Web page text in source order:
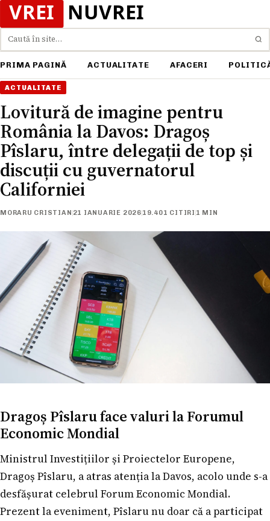
Caută
PRIMA PAGINĂ ACTUALITATE AFACERI
ACTUALITATE
Lovitură de imagine pentru
România la Davos: Dragoș
Pîslaru, între delegații de top și
discuții cu guvernatorul
Californiei
MORARU CRISTIAN 21 IANUARIE 2026 19.401 CITIRI 1 MIN
Dragoș Pîslaru face valuri la Forumul
Economic Mondial
Ministrul Investițiilor și Proiectelor Europene,
Dragoș Pîslaru, a atras atenția la Davos, acolo unde s-a
desfășurat celebrul Forum Economic Mondial.
Prezent la eveniment, Pîslaru nu doar că a participat